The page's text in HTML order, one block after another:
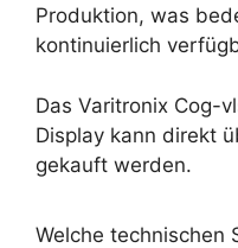
Produktion, was
kontinuierlich
Das Varitronix Cog-
Display kann direkt
gekauft werden.
Welche technischen